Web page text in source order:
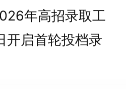
年高招录取工
开启首轮投档录